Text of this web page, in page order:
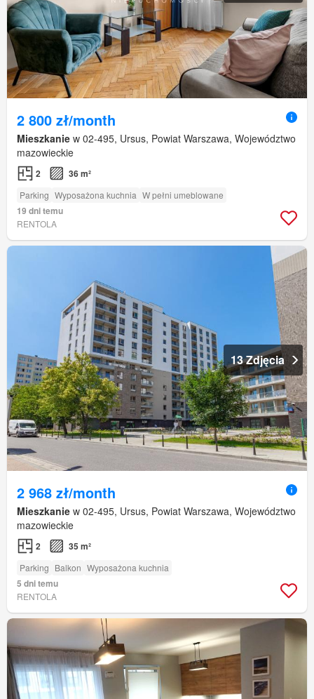
2 800 zł/month
Mieszkanie w 02-495, Ursus, Powiat Warszawa, Województwo
mazowieckie
2 36 m²
Parking Wyposażona kuchnia W pełni umeblowane
19 dni temu
RENTOLA
13 Zdjęcia
2 968 zł/month
Mieszkanie w 02-495, Ursus, Powiat Warszawa, Województwo
mazowieckie
2 35 m²
Parking Balkon Wyposażona kuchnia
5 dni temu
RENTOLA